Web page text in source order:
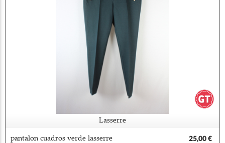
Lasserre
pantalon cuadros verde lasserre
25,00 €